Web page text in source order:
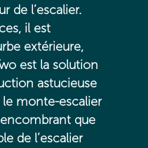
de l’escalier.
il est
extérieure,
est la solution
astucieuse
le monte-escalier
que
de l’escalier